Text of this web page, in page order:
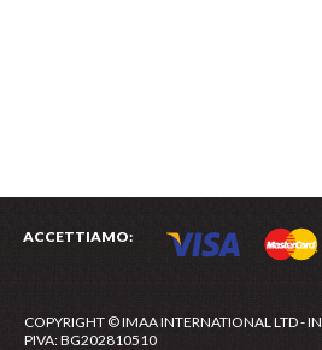
ACCETTIAMO:
COPYRIGHT © IMAA INTERNATIONAL LTD -
PIVA: BG202810510